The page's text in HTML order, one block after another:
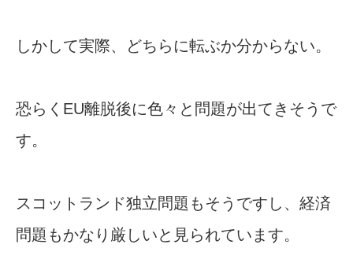
しかして実際、どちらに転ぶか分からない。
恐らくEU離脱後に色々と問題が出てきそうで
す。
スコットランド独立問題もそうですし、経済
問題もかなり厳しいと見られています。